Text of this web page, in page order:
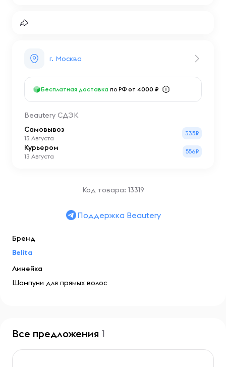
г. Москва
Бесплатная доставка по РФ от 4000 ₽
Beautery СДЭК
Самовывоз
13 Августа
335₽
Курьером
13 Августа
556₽
Код товара: 13319
Поддержка Beautery
Бренд
Belita
Линейка
Шампуни для прямых волос
Все предложения 1